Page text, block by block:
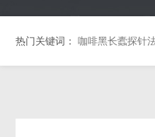
热门关键词： 咖啡黑长蠹探针